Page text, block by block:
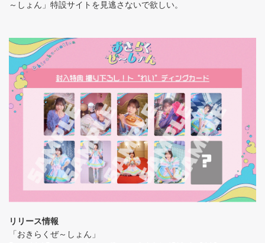
～しょん」特設サイトを見逃さないで欲しい。
リリース情報
「おきらくぜ～しょん」